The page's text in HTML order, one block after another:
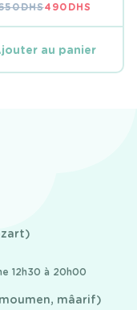
DHSLE
PRIX
ÉTAIT :
490 DHS
LE
PRIX
EST :
au panier
12h30 à 20h00
mâarif)